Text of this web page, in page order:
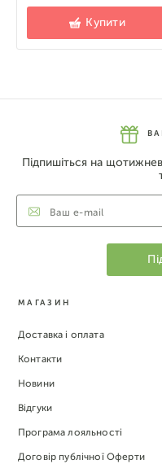
Купити
Підпишіться на
МАГАЗИН
Доставка і оплата
Контакти
Новини
Відгуки
Програма лояльності
Договір публічної Оферти